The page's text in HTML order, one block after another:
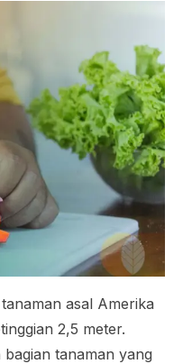
asal Amerika
2,5 meter.
tanaman yang